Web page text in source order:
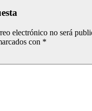
electrónico no será
con *